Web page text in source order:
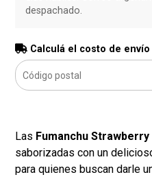
despachado.
Calculá el costo de envío
Las Fumanchu Strawberry
saborizadas con un
para quienes buscan darle